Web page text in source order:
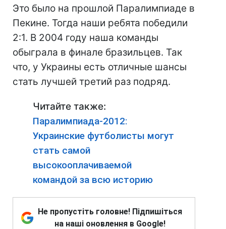
Это было на прошлой Паралимпиаде в
Пекине. Тогда наши ребята победили
2:1. В 2004 году наша команды
обыграла в финале бразильцев. Так
что, у Украины есть отличные шансы
стать лучшей третий раз подряд.
Читайте также:
Паралимпиада-2012:
Украинские футболисты могут
стать самой
высокооплачиваемой
командой за всю историю
Не пропустіть головне! Підпишіться
на наші оновлення в Google!